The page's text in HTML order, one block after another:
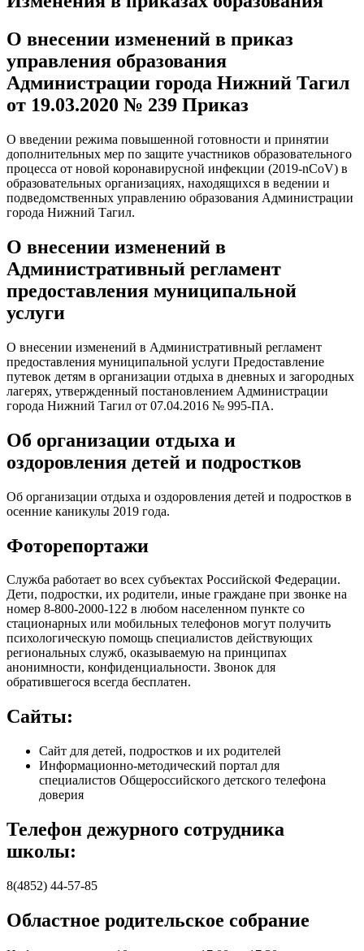
О внесении изменений в приказ
управления образования
Администрации города Нижний Тагил
от 19.03.2020 № 239 Приказ
О введении режима повышенной готовности и принятии
дополнительных мер по защите участников образовательного
процесса от новой коронавирусной инфекции (2019-nCoV) в
образовательных организациях, находящихся в ведении и
подведомственных управлению образования Администрации
города Нижний Тагил.
О внесении изменений в
Административный регламент
предоставления муниципальной
услуги
О внесении изменений в Административный регламент
предоставления муниципальной услуги Предоставление
путевок детям в организации отдыха в дневных и загородных
лагерях, утвержденный постановлением Администрации
города Нижний Тагил от 07.04.2016 № 995-ПА.
Об организации отдыха и
оздоровления детей и подростков
Об организации отдыха и оздоровления детей и подростков в
осенние каникулы 2019 года.
Фоторепортажи
Служба работает во всех субъектах Российской Федерации.
Дети, подростки, их родители, иные граждане при звонке на
номер 8-800-2000-122 в любом населенном пункте со
стационарных или мобильных телефонов могут получить
психологическую помощь специалистов действующих
региональных служб, оказываемую на принципах
анонимности, конфиденциальности. Звонок для
обратившегося всегда бесплатен.
Сайты:
Сайт для детей, подростков и их родителей
Информационно-методический портал для
специалистов Общероссийского детского телефона
доверия
Телефон дежурного сотрудника
школы:
8(4852) 44-57-85
Областное родительское собрание